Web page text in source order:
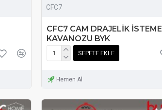
CFC7
CFC7 CAM DRAJELİK İSTEME
KAVANOZU BYK
SEPETE EKLE
Hemen Al